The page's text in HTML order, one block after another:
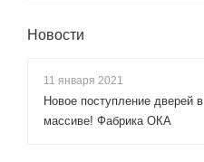
Новости
11 января 2021
Новое поступление дверей в
массиве! Фабрика ОКА